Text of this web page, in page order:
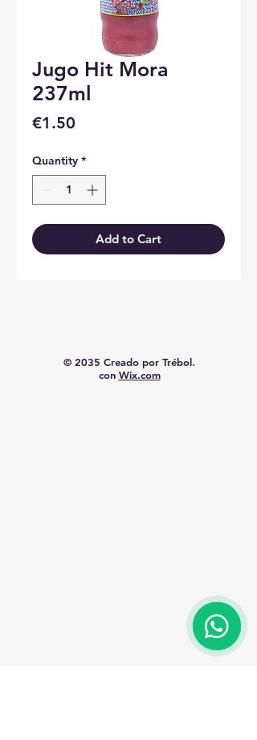
Jugo Hit Mora
237ml
€1.50
Quantity *
Add to Cart
© 2035 Creado por Trébol.
con Wix.com